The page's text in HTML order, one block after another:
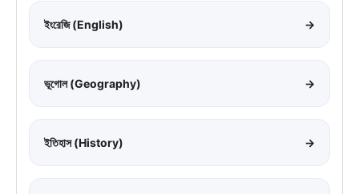
ইংরেজি (English) →
ভূগোল (Geography) →
ইতিহাস (History) →